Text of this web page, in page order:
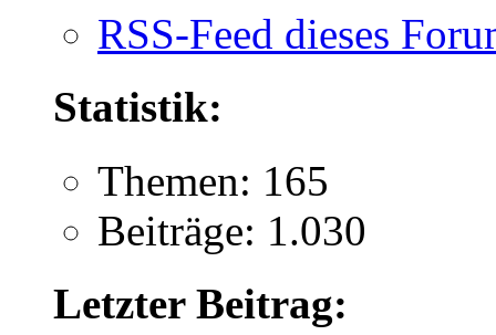
RSS-Feed dieses
Statistik:
Themen: 165
Beiträge: 1.030
Letzter Beitrag: